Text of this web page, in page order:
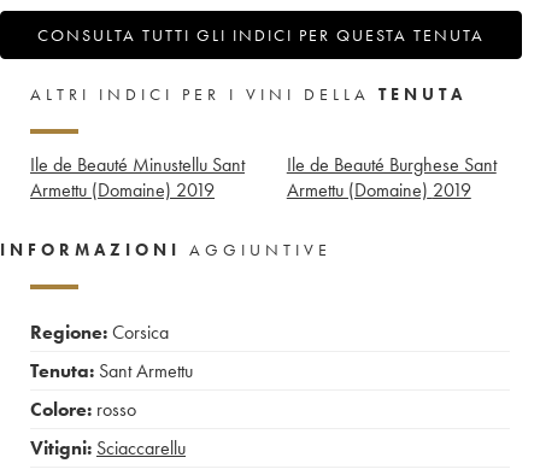
CONSULTA TUTTI GLI INDICI PER QUESTA TENUTA
ALTRI INDICI PER I VINI DELLA TENUTA
Ile de Beauté Minustellu Sant
Armettu (Domaine) 2019
Ile de Beauté Burghese Sant
Armettu (Domaine) 2019
INFORMAZIONI AGGIUNTIVE
Regione:Corsica
Tenuta: Sant Armettu
Colore: rosso
Vitigni: Sciaccarellu